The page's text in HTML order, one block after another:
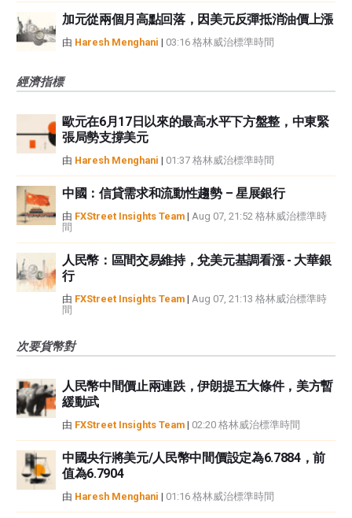
加元從兩個月高點回落，因美元反彈抵消油價上漲
由 Haresh Menghani | 03:16 格林威治標準時間
經濟指標
歐元在6月17日以來的最高水平下方盤整，中東緊
張局勢支撐美元
由 Haresh Menghani | 01:37 格林威治標準時間
中國：信貸需求和流動性趨勢 – 星展銀行
由 FXStreet Insights Team | Aug 07, 21:52 格林威治標準時
間
人民幣：區間交易維持，兌美元基調看漲 - 大華銀
行
由 FXStreet Insights Team | Aug 07, 21:13 格林威治標準時
間
次要貨幣對
人民幣中間價止兩連跌，伊朗提五大條件，美方暫
緩動武
由 FXStreet Insights Team | 02:20 格林威治標準時間
中國央行將美元/人民幣中間價設定為6.7884，前
值為6.7904
由 Haresh Menghani | 01:16 格林威治標準時間